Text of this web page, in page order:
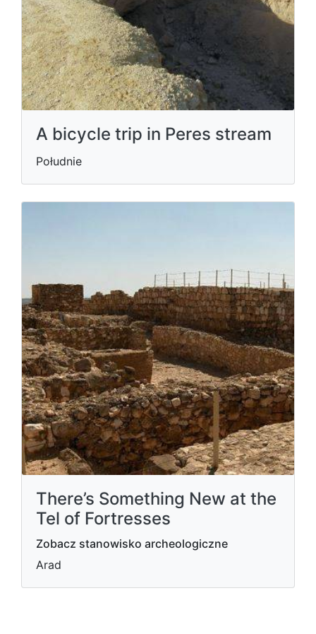
A bicycle trip in Peres stream
Południe
There’s Something New at the
Tel of Fortresses
Zobacz stanowisko archeologiczne
Arad